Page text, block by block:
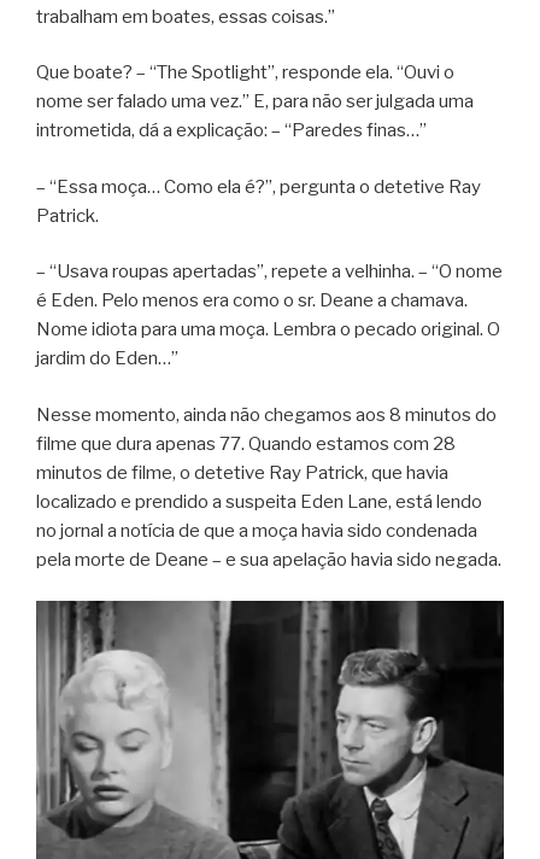
trabalham em boates, essas coisas.”
Que boate? – “The Spotlight”, responde ela. “Ouvi o
nome ser falado uma vez.” E, para não ser julgada uma
intrometida, dá a explicação: – “Paredes finas…”
– “Essa moça… Como ela é?”, pergunta o detetive Ray
Patrick.
– “Usava roupas apertadas”, repete a velhinha. – “O nome
é Eden. Pelo menos era como o sr. Deane a chamava.
Nome idiota para uma moça. Lembra o pecado original. O
jardim do Eden…”
Nesse momento, ainda não chegamos aos 8 minutos do
filme que dura apenas 77. Quando estamos com 28
minutos de filme, o detetive Ray Patrick, que havia
localizado e prendido a suspeita Eden Lane, está lendo
no jornal a notícia de que a moça havia sido condenada
pela morte de Deane – e sua apelação havia sido negada.